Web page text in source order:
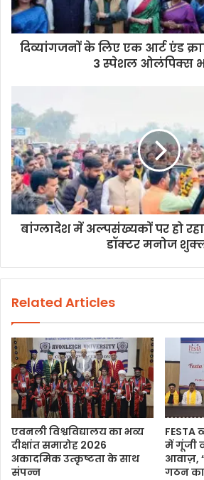
दिव्यांगजनों के लिए एक आर्ट एंड
3 स्पेशल ओलंपिक्स
बांग्लादेश में अल्पसंख्यकों पर हो
डॉक्टर मनोज
Related Articles
एवनली विश्वविद्यालय का भव्य
दीक्षांत समारोह 2026
अकादमिक उत्कृष्टता के साथ
संपन्न
FESTA
में गूंजी
आवाज़,
गठन का